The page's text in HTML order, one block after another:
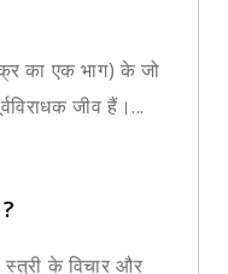
का एक भाग) के जो
जीव हैं।...
स्त्री के विचार और